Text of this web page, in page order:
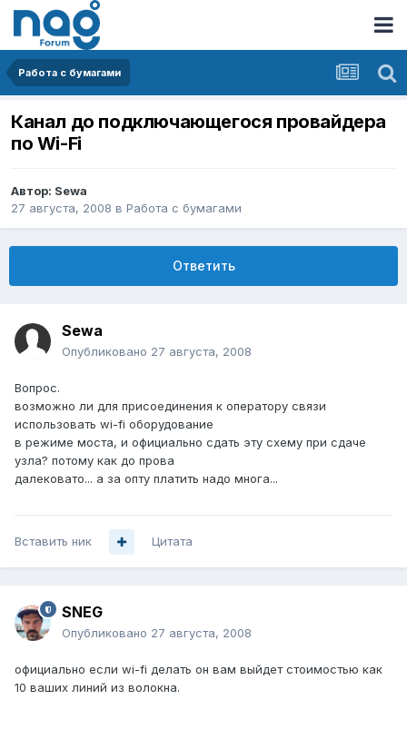
Работа с бумагами
Канал до подключающегося провайдера
по Wi-Fi
Автор: Sewa
27 августа, 2008 в Работа с бумагами
Ответить
Sewa
Опубликовано 27 августа, 2008
Вопрос.
возможно ли для присоединения к оператору связи
использовать wi-fi оборудование
в режиме моста, и официально сдать эту схему при сдаче
узла? потому как до прова
далековато... а за опту платить надо многа...
Вставить ник Цитата
SNEG
Опубликовано 27 августа, 2008
официально если wi-fi делать он вам выйдет стоимостью как
10 ваших линий из волокна.